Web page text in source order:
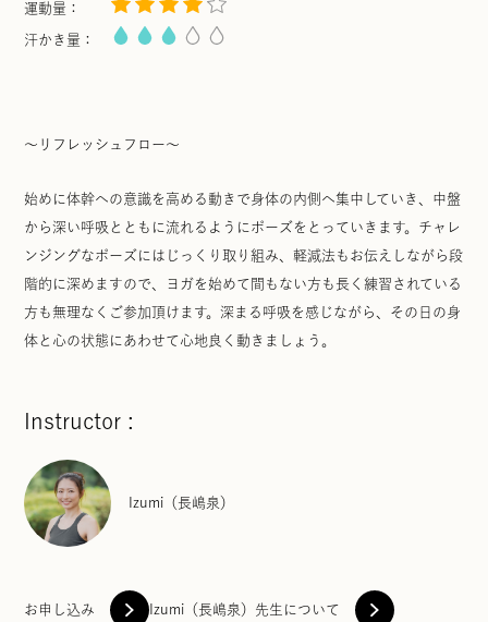
運動量：
汗かき量：
〜リフレッシュフロー〜
始めに体幹への意識を高める動きで身体の内側へ集中していき、中盤
から深い呼吸とともに流れるようにポーズをとっていきます。チャレ
ンジングなポーズにはじっくり取り組み、軽減法もお伝えしながら段
階的に深めますので、ヨガを始めて間もない方も長く練習されている
方も無理なくご参加頂けます。深まる呼吸を感じながら、その日の身
体と心の状態にあわせて心地良く動きましょう。
Instructor :
Izumi（長嶋泉）
お申し込み Izumi（長嶋泉）先生について